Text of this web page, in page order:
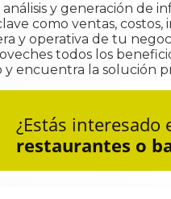
análisis y generación
como ventas,
y operativa de tu
todos los
encuentra la solución
¿Estás interesado
restaurantes o